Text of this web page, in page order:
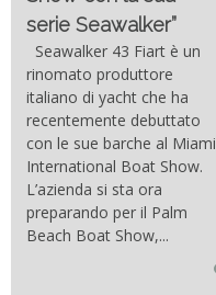
serie Seawalker”
Seawalker 43 Fiart è un
rinomato produttore
italiano di yacht che ha
recentemente debuttato
con le sue barche al Miami
International Boat Show.
L’azienda si sta ora
preparando per il Palm
Beach Boat Show,...